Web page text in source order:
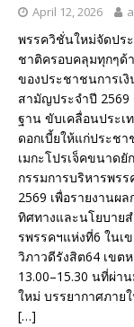
April 12, 2026
พรรควิชั่นใหม่จัดปร
ชาติครอบคลุมทุกๆด้
ของประชาชนการเ
สามัญประจำปี 2569
ฐาน ขับเคลื่อนประเ
ดอกเบี้ยให้แก่ประช
เมกะโปรเจ็คขนาด
กรรมการบริหารพร
2569 เพื่อรายงานผ
ทิศทางและนโยบาย
รพรรคฯแห่งที่6 ในเ
วิภาวดีรังสิต64 เขต
13.00–15.30 นที่ผ่
ใหม่ บรรยากาศภาย
[…]